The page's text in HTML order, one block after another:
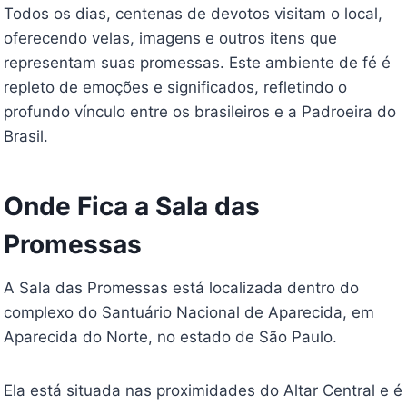
Todos os dias, centenas de devotos visitam o local,
oferecendo velas, imagens e outros itens que
representam suas promessas. Este ambiente de fé é
repleto de emoções e significados, refletindo o
profundo vínculo entre os brasileiros e a Padroeira do
Brasil.
Onde Fica a Sala das
Promessas
A Sala das Promessas está localizada dentro do
complexo do Santuário Nacional de Aparecida, em
Aparecida do Norte, no estado de São Paulo.
Ela está situada nas proximidades do Altar Central e é